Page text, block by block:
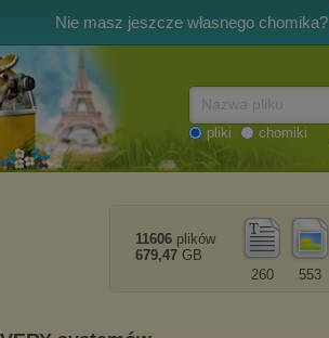
Nie masz jeszcze własnego chomika?
pliki chomiki
553
260
11606 plików
679,47 GB